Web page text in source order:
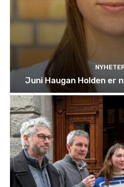
Juni Haugan Holden er